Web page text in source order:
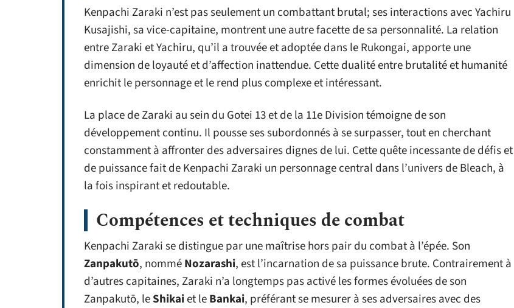
Kenpachi Zaraki n’est pas seulement un combattant brutal; ses interactions avec Yachiru
Kusajishi, sa vice-capitaine, montrent une autre facette de sa personnalité. La relation
entre Zaraki et Yachiru, qu’il a trouvée et adoptée dans le Rukongai, apporte une
dimension de loyauté et d’affection inattendue. Cette dualité entre brutalité et humanité
enrichit le personnage et le rend plus complexe et intéressant.
La place de Zaraki au sein du Gotei 13 et de la 11e Division témoigne de son
développement continu. Il pousse ses subordonnés à se surpasser, tout en cherchant
constamment à affronter des adversaires dignes de lui. Cette quête incessante de défis et
de puissance fait de Kenpachi Zaraki un personnage central dans l’univers de Bleach, à
la fois inspirant et redoutable.
Compétences et techniques de combat
Kenpachi Zaraki se distingue par une maîtrise hors pair du combat à l’épée. Son
Zanpakutō, nomméNozarashi, est l’incarnation de sa puissance brute. Contrairement à
d’autres capitaines, Zaraki n’a longtemps pas activé les formes évoluées de son
Zanpakutō, leShikaiet leBankai, préférant se mesurer à ses adversaires avec des